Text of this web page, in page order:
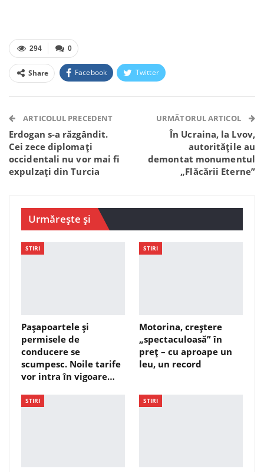
0
294
Share Facebook Twitter
Telegram WhatsApp Viber
ARTICOLUL PRECEDENT
Erdogan s-a răzgândit.
Cei zece diplomați
occidentali nu vor mai fi
expulzați din Turcia
URMĂTORUL ARTICOL
În Ucraina, la Lvov,
autoritățile au
demontat monumentul
„Flăcării Eterne”
Urmărește și
STIRI
Pașapoartele și
permisele de
conducere se
scumpesc. Noile tarife
vor intra în vigoare…
STIRI
Motorina, creștere
„spectaculoasă” în
preț – cu aproape un
leu, un record
STIRI STIRI